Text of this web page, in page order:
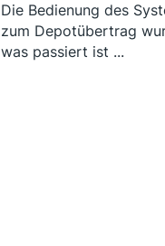
Die Bedienung des
zum Depotübertrag
was passiert ist ...